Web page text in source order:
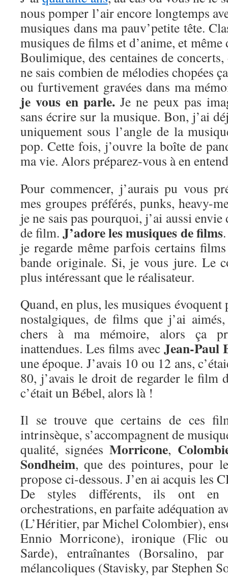
nous pomper l’air encore longtemps
musiques dans ma pauv’petite tête.
musiques de films et d’anime, et
Boulimique, des centaines de
ne sais combien de mélodies chopées
ou furtivement gravées dans ma
je vous en parle. Je ne peux pas
sans écrire sur la musique. Bon, j’ai
uniquement sous l’angle de la
pop. Cette fois, j’ouvre la boîte de
ma vie. Alors préparez-vous à en
Pour commencer, j’aurais pu vous
mes groupes préférés, punks, heavy-
je ne sais pas pourquoi, j’ai aussi
de film.J’adore les musiques de films
je regarde même parfois certains
bande originale. Si, je vous jure. Le
plus intéressant que le réalisateur.
Quand, en plus, les musiques
nostalgiques, de films que j’ai
chers à ma mémoire, alors ça
inattendues. Les films avec Jean-Paul
une époque. J’avais 10 ou 12 ans,
80, j’avais le droit de regarder le film
c’était un Bébel, alors là !
Il se trouve que certains de ces
intrinsèque, s’accompagnent de
qualité, signées Morricone,
Sondheim, que des pointures, pour
propose ci-dessous. J’en ai acquis les
De styles différents, ils ont en
orchestrations, en parfaite adéquation
(L’Héritier, par Michel Colombier),
Ennio Morricone), ironique (Flic
Sarde), entraînantes (Borsalino,
mélancoliques (Stavisky, par Stephen